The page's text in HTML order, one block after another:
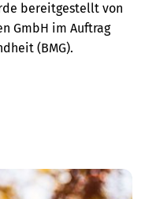
bereitgestellt von
GmbH im Auftrag
(BMG).